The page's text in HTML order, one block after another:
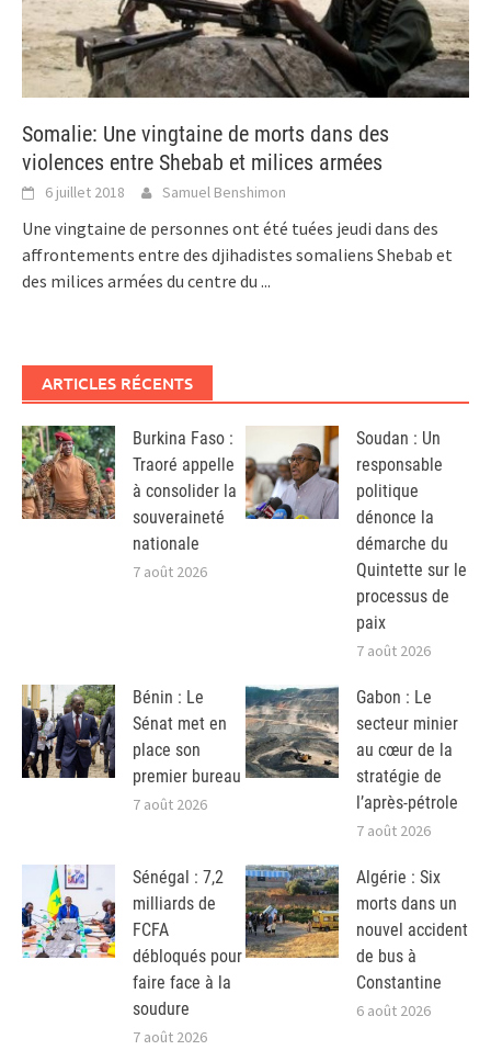
Somalie: Une vingtaine de morts dans des
violences entre Shebab et milices armées
6 juillet 2018 Samuel Benshimon
Une vingtaine de personnes ont été tuées jeudi dans des
affrontements entre des djihadistes somaliens Shebab et
des milices armées du centre du ...
ARTICLES RÉCENTS
Burkina Faso :
Traoré appelle
à consolider la
souveraineté
nationale
7 août 2026
Soudan : Un
responsable
politique
dénonce la
démarche du
Quintette sur le
processus de
paix
7 août 2026
Bénin : Le
Sénat met en
place son
premier bureau
7 août 2026
Gabon : Le
secteur minier
au cœur de la
stratégie de
l’après-pétrole
7 août 2026
Sénégal : 7,2
milliards de
FCFA
débloqués pour
faire face à la
soudure
7 août 2026
Algérie : Six
morts dans un
nouvel accident
de bus à
Constantine
6 août 2026